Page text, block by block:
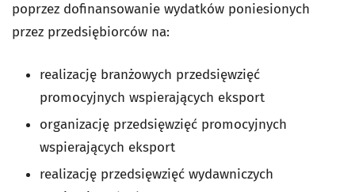
poprzez dofinansowanie wydatków poniesionych
przez przedsiębiorców na:
realizację branżowych przedsięwzięć
promocyjnych wspierających eksport
organizację przedsięwzięć promocyjnych
wspierających eksport
realizację przedsięwzięć wydawniczych